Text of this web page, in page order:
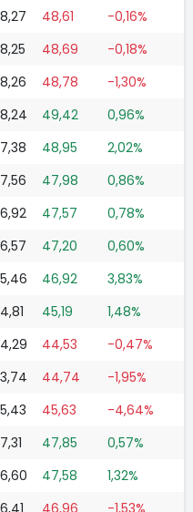
48,61
-0,16%
48,69
-0,18%
48,78
-1,30%
49,42
0,96%
48,95
2,02%
47,98
0,86%
47,57
0,78%
47,20
0,60%
46,92
3,83%
45,19
1,48%
44,53
-0,47%
44,74
-1,95%
45,63
-4,64%
47,85
0,57%
47,58
1,32%
46,96
-1,53%